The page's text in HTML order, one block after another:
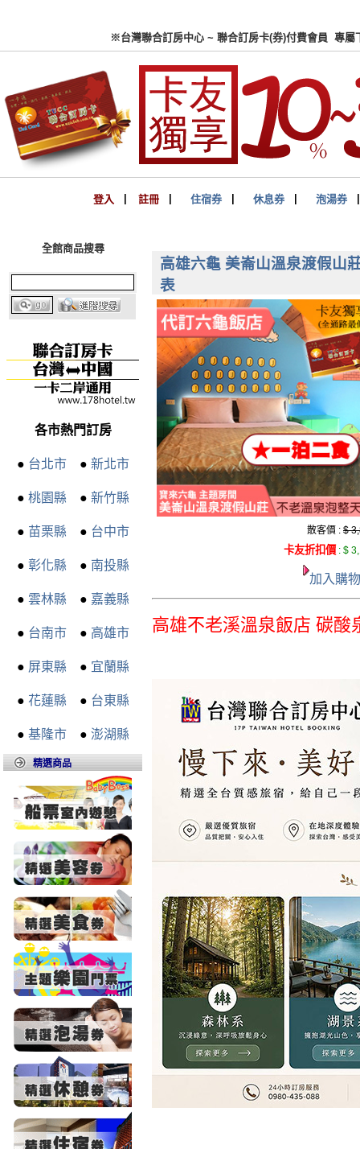
※台灣聯合訂房中心 ~ 聯合
登入 註冊 住宿券 休息券 泡湯券
全館商品搜尋
各市熱門訂房
● 台北市● 新北市
● 桃園縣 ● 新竹縣
● 苗栗縣 ● 台中市
● 彰化縣 ● 南投縣
● 雲林縣 ● 嘉義縣
● 台南市● 高雄市
● 屏東縣 ● 宜蘭縣
● 花蓮縣 ● 台東縣
● 基隆市● 澎湖縣
精選商品
高雄六龜 美崙山溫泉渡假山
表
散客價 : $
卡友折扣價 : $
加入購
高雄不老溪溫泉飯店 碳